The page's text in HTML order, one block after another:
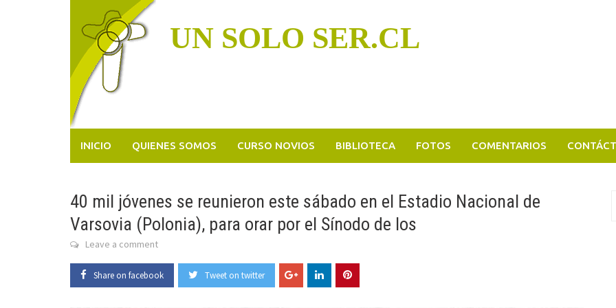
UN SOLO SER.CL
INICIO QUIENES SOMOS CURSO NOVIOS BIBLIOTECA FOTOS COMENTARIOS
40 mil jóvenes se reunieron este sábado en el Estadio Nacional de
Varsovia (Polonia), para orar por el Sínodo de los
Leave a comment
Share on facebook Tweet on twitter